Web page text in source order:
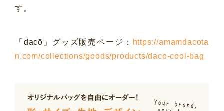
す。
「dacō」グッズ販売ページ：
https://amamdacota
n.com/collections/goods/products/daco-cool-bag